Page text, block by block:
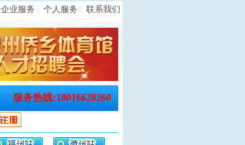
企业服务 个人服务 联系我们
服务热线:18016628260